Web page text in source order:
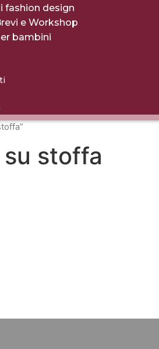
fashion design
e Workshop
bambini
stoffa